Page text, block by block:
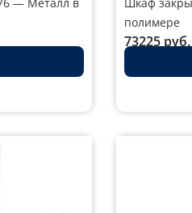
полимере
73225 руб.